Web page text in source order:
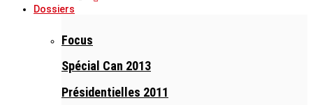
Dossiers
Focus
Spécial Can 2013
Présidentielles 2011